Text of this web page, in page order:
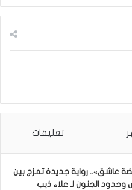
تعليقات
عاشق».. رواية جديدة تمزج بين
الجنون لـ علاء ذيب